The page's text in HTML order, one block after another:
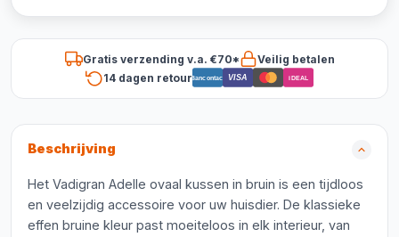
Gratis verzending v.a. €70*
Veilig betalen
14 dagen retourBancontact VISA iDEAL
Beschrijving
Het Vadigran Adelle ovaal kussen in bruin is een tijdloos
en veelzijdig accessoire voor uw huisdier. De klassieke
effen bruine kleur past moeiteloos in elk interieur, van